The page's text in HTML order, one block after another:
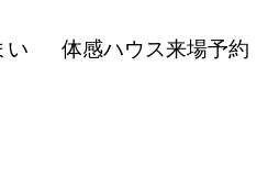
い 体感ハウス来場予約